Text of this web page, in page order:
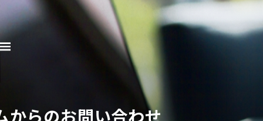
からのお問い合わせ